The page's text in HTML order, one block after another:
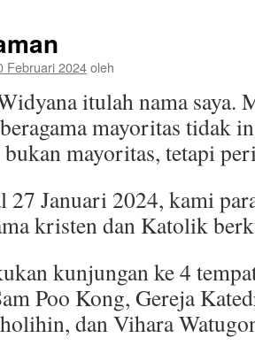
Februari 2024oleh
itulah nama saya.
mayoritas tidak
bukan mayoritas, tetapi
27 Januari 2024, kami
kristen dan Katolik
kunjungan ke 4
Poo Kong, Gereja
dan Vihara